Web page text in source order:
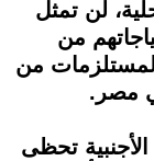
لن تمثل
من
من
مصر.
تحظى